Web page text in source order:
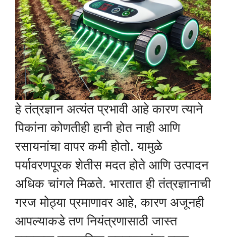
हे तंत्रज्ञान अत्यंत प्रभावी आहे कारण त्याने
पिकांना कोणतीही हानी होत नाही आणि
रसायनांचा वापर कमी होतो. यामुळे
पर्यावरणपूरक शेतीस मदत होते आणि उत्पादन
अधिक चांगले मिळते. भारतात ही तंत्रज्ञानाची
गरज मोठ्या प्रमाणावर आहे, कारण अजूनही
आपल्याकडे तण नियंत्रणासाठी जास्त